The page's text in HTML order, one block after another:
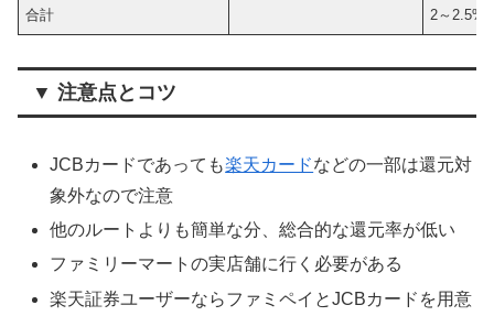
合計 2～2.5%
▼ 注意点とコツ
JCBカードであっても楽天カードなどの一部は還元対
象外なので注意
他のルートよりも簡単な分、総合的な還元率が低い
ファミリーマートの実店舗に行く必要がある
楽天証券ユーザーならファミペイとJCBカードを用意